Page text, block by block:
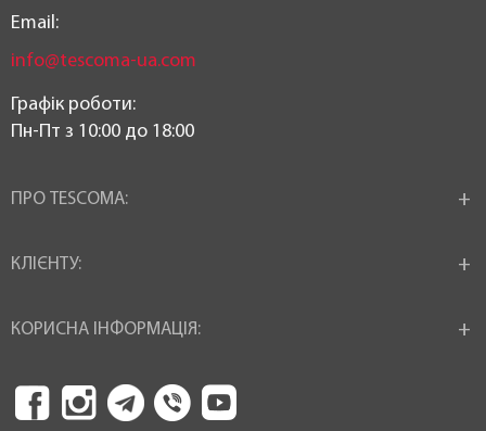
Email:
info@tescoma-ua.com
Графік роботи:
Пн-Пт з 10:00 до 18:00
ПРО TESCOMA:
КЛІЄНТУ:
КОРИСНА ІНФОРМАЦІЯ: